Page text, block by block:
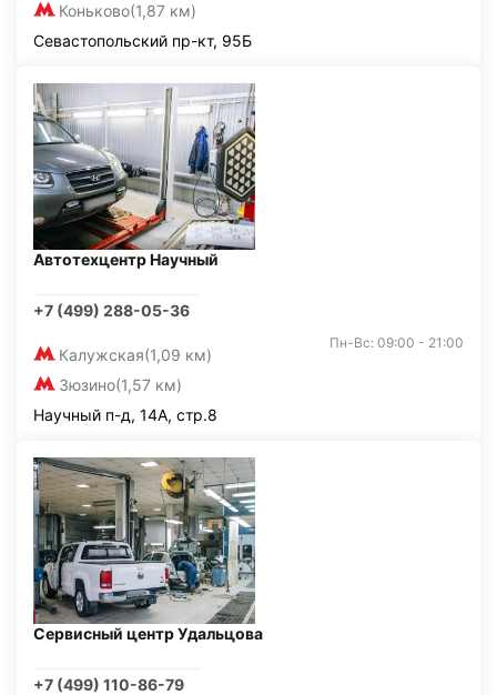
Коньково(1,87 км)
Севастопольский пр-кт, 95Б
Автотехцентр Научный
+7 (499) 288-05-36
Калужская(1,09 км)
Зюзино(1,57 км)
Пн-Вс: 09:00 - 21:00
Научный п-д, 14А, стр.8
Сервисный центр Удальцова
+7 (499) 110-86-79